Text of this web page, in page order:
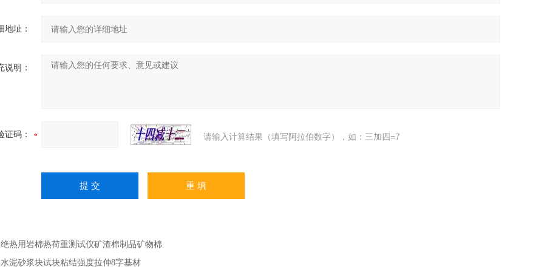
地址：
说明：
证码： 请输入计算结果（填写阿拉伯数字），如：三加四=7
绝热用岩棉热荷重测试仪矿渣棉制品矿物棉
水泥砂浆块试块粘结强度拉伸8字基材